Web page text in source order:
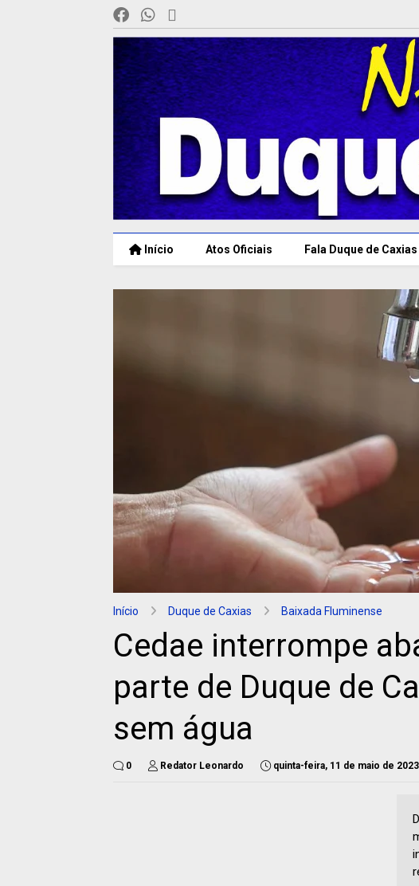
Início Atos Oficiais Fala Duque de Caxias
Início Duque de Caxias Baixada Fluminense
Cedae interrompe
parte de Duque de
sem água
0 Redator Leonardo quinta-feira, 11 de maio de 2023